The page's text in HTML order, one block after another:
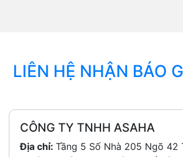
LIÊN HỆ NHẬN BÁO
CÔNG TY TNHH ASAHA
Địa chỉ: Tầng 5 Số Nhà 205 Ngõ 42